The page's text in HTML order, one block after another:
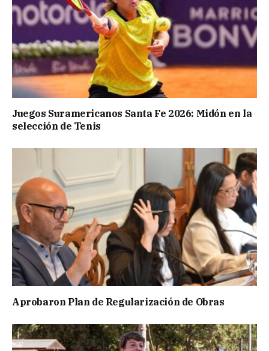
Juegos Suramericanos Santa Fe 2026: Midón en la
selección de Tenis
Aprobaron Plan de Regularización de Obras